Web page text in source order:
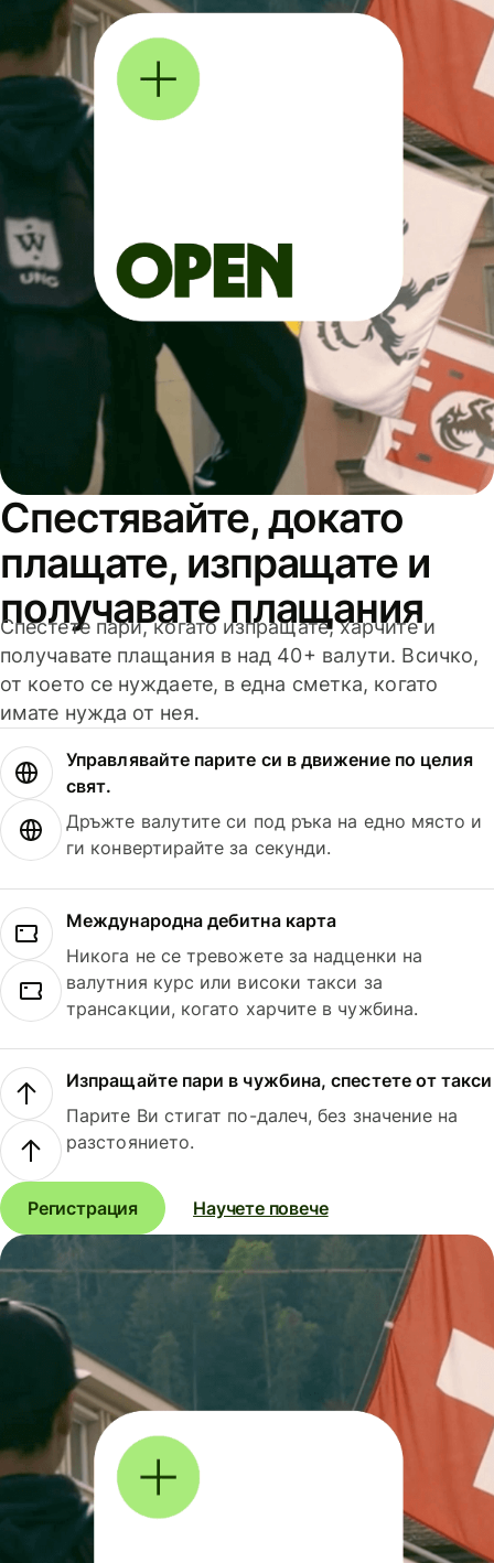
Спестявайте, докато
плащате, изпращате и
получавате плащания
Спестете пари, когато изпращате, харчите и
получавате плащания в над 40+ валути. Всичко,
от което се нуждаете, в една сметка, когато
имате нужда от нея.
Управлявайте парите си в движение по целия
свят.
Дръжте валутите си под ръка на едно място и
ги конвертирайте за секунди.
Международна дебитна карта
Никога не се тревожете за надценки на
валутния курс или високи такси за
трансакции, когато харчите в чужбина.
Изпращайте пари в чужбина, спестете от такси
Парите Ви стигат по-далеч, без значение на
разстоянието.
Регистрация Научете повече